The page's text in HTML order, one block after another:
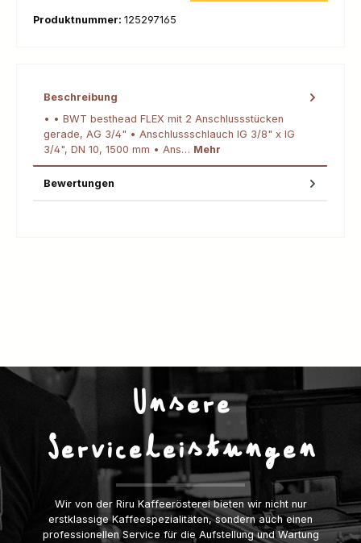
Produktnummer: 125297165
Beschreibung
• • BWT besthead FLEX mit 2 Anschlussstücken
gerade, AG 3/4" • Anschlussschlauch IG 3/8" x IG
3/4", DN 10, 1500 mm • Ans… Mehr
Bewertungen
Unsere
Serviceleistungen
Wir von der Riru Kaffeerösterei bieten wir nicht nur
erstklassige Kaffeespezialitäten, sondern auch einen
professionellen Service für die Aufstellung und Wartung